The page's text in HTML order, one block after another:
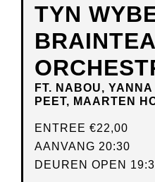
TYN
FT. NABOU,
PEET, MAARTEN
ENTREE €22,00
AANVANG 20:30
DEUREN OPEN